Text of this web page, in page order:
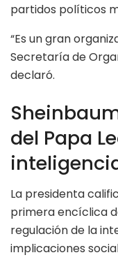
partidos políticos
“Es un gran
Secretaría de
declaró.
del Papa
La presidenta
primera encíclica
regulación de la
implicaciones